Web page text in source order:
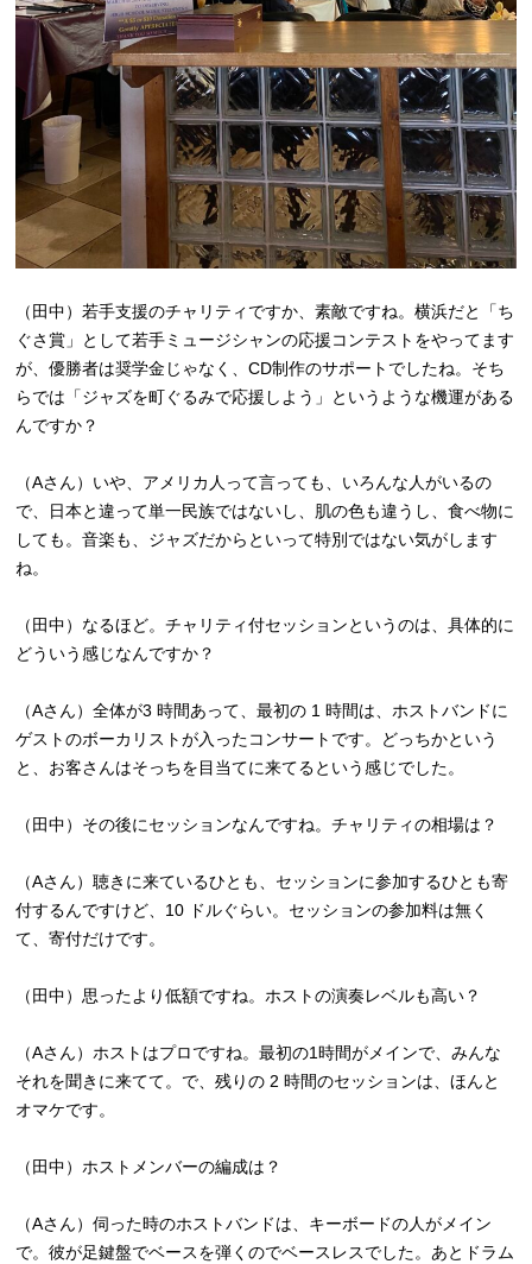
（田中）若手支援のチャリティですか、素敵ですね。横浜だと「ち
ぐさ賞」として若手ミュージシャンの応援コンテストをやってます
が、優勝者は奨学金じゃなく、CD制作のサポートでしたね。そち
らでは「ジャズを町ぐるみで応援しよう」というような機運がある
んですか？
（Aさん）いや、アメリカ人って言っても、いろんな人がいるの
で、日本と違って単一民族ではないし、肌の色も違うし、食べ物に
しても。音楽も、ジャズだからといって特別ではない気がします
ね。
（田中）なるほど。チャリティ付セッションというのは、具体的に
どういう感じなんですか？
（Aさん）全体が3 時間あって、最初の 1 時間は、ホストバンドに
ゲストのボーカリストが入ったコンサートです。どっちかという
と、お客さんはそっちを目当てに来てるという感じでした。
（田中）その後にセッションなんですね。チャリティの相場は？
（Aさん）聴きに来ているひとも、セッションに参加するひとも寄
付するんですけど、10 ドルぐらい。セッションの参加料は無く
て、寄付だけです。
（田中）思ったより低額ですね。ホストの演奏レベルも高い？
（Aさん）ホストはプロですね。最初の1時間がメインで、みんな
それを聞きに来てて。で、残りの 2 時間のセッションは、ほんと
オマケです。
（田中）ホストメンバーの編成は？
（Aさん）伺った時のホストバンドは、キーボードの人がメイン
で。彼が足鍵盤でベースを弾くのでベースレスでした。あとドラム